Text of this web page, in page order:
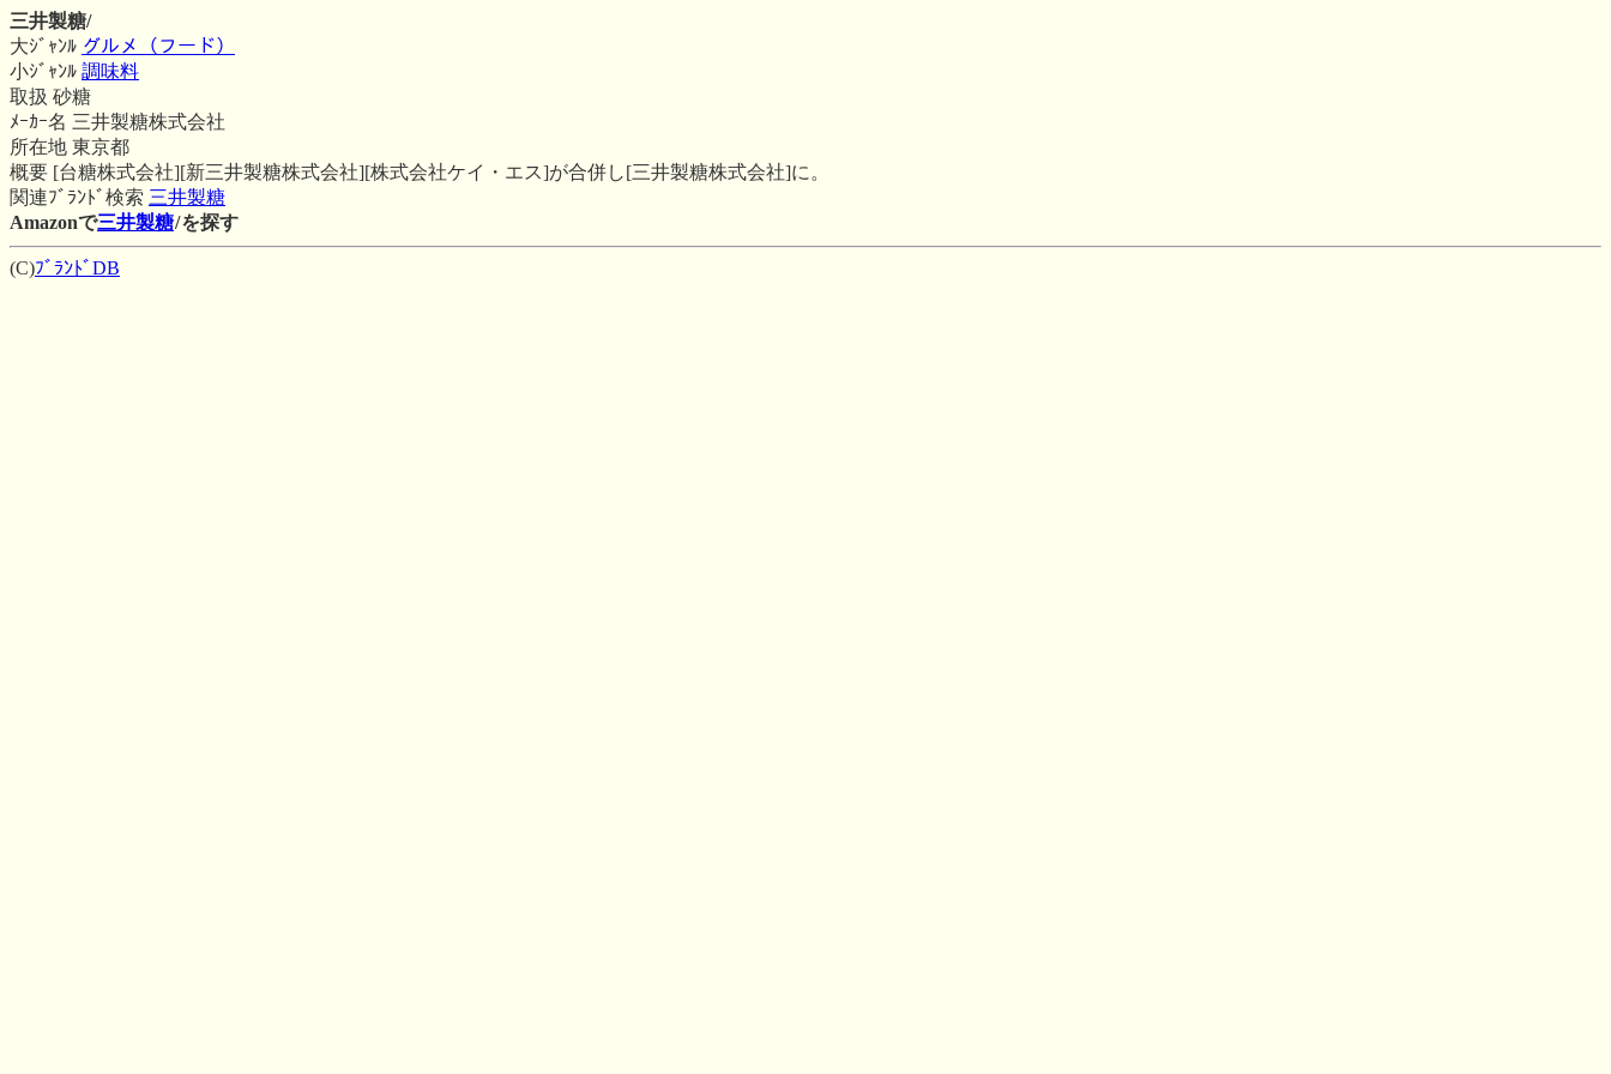
三井製糖/
大ｼﾞｬﾝﾙ グルメ（フード）
小ｼﾞｬﾝﾙ 調味料
取扱 砂糖
ﾒｰｶｰ名 三井製糖株式会社
所在地 東京都
概要 [台糖株式会社][新三井製糖株式会社][株式会社ケイ・エス]が合併し[三井製糖株式会社]に。
関連ﾌﾞﾗﾝﾄﾞ検索 三井製糖
Amazonで三井製糖/を探す
(C)ﾌﾞﾗﾝﾄﾞDB